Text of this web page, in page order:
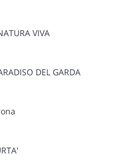
VIVA
DEL GARDA